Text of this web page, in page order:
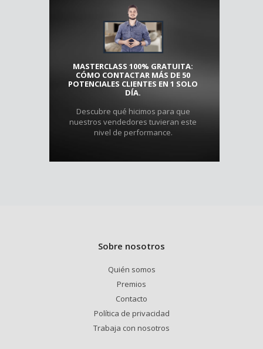
MASTERCLASS 100% GRATUITA:
CÓMO CONTACTAR MÁS DE 50
POTENCIALES CLIENTES EN 1 SOLO
DÍA.
Descubre qué hicimos para que
nuestros vendedores tuvieran este
nivel de performance.
Sobre nosotros
Quién somos
Premios
Contacto
Política de privacidad
Trabaja con nosotros